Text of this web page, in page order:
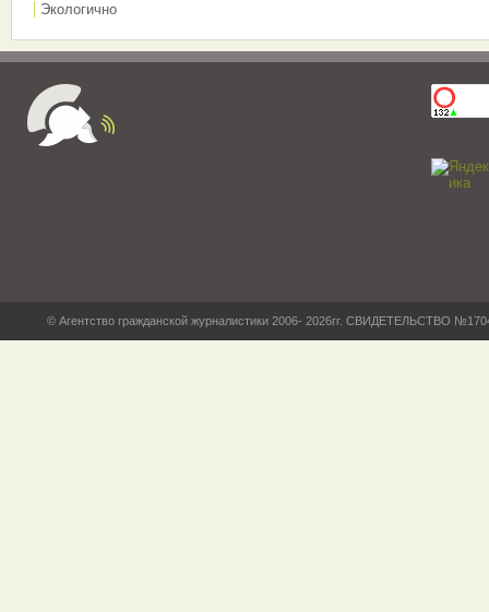
Экологично
© Агентство гражданской журналистики 2006- 2026гг. СВИДЕТЕЛЬСТВО